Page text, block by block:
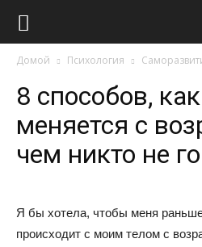
Домой Психология
8 способов,
меняется с
чем никто не
Я бы хотела, чтобы меня
происходит с моим телом с